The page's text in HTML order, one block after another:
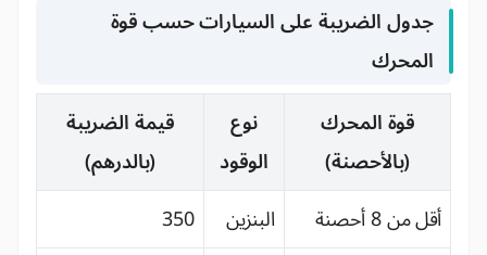
جدول الضريبة على السيارات حسب قوة
المحرك
قوة المحرك
(بالأحصنة)
نوع
الوقود
قيمة الضريبة
(بالدرهم)
أقل من 8 أحصنة
البنزين
350